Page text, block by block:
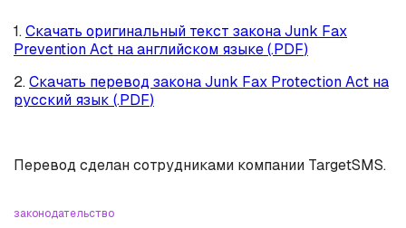
1.Скачать оригинальный текст закона Junk Fax
Prevention Act на английском языке (.PDF)
2.Скачать перевод закона Junk Fax Protection Act на
русский язык (.PDF)
Перевод сделан сотрудниками компании TargetSMS.
законодательство